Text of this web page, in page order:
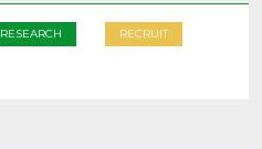
RESEARCH RECRUIT